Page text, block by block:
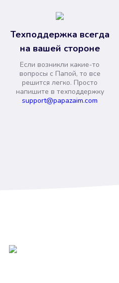
Техподдержка всегда
на вашей стороне
Если возникли какие-то
вопросы с Папой, то все
решится легко. Просто
напишите в техподдержку
support@papazaim.com